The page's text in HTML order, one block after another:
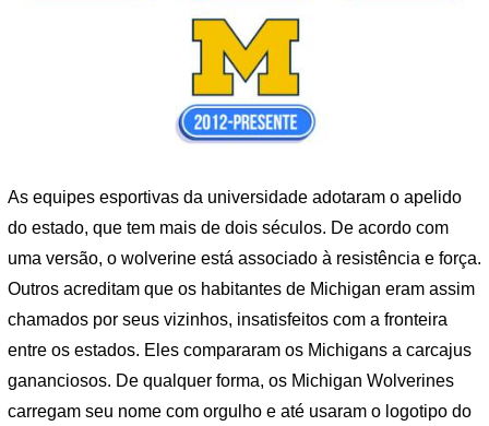
As equipes esportivas da universidade adotaram o apelido
do estado, que tem mais de dois séculos. De acordo com
uma versão, o wolverine está associado à resistência e força.
Outros acreditam que os habitantes de Michigan eram assim
chamados por seus vizinhos, insatisfeitos com a fronteira
entre os estados. Eles compararam os Michigans a carcajus
gananciosos. De qualquer forma, os Michigan Wolverines
carregam seu nome com orgulho e até usaram o logotipo do